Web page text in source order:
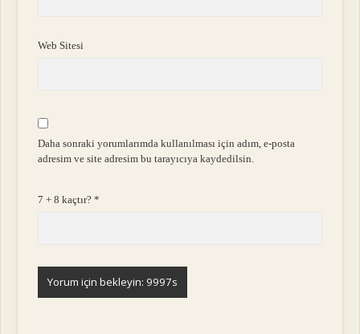
Web Sitesi
Daha sonraki yorumlarımda kullanılması için adım, e-posta
adresim ve site adresim bu tarayıcıya kaydedilsin.
7 + 8 kaçtır?*